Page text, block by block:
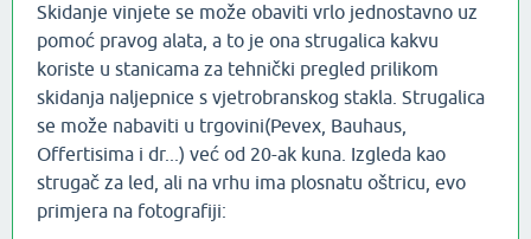
Skidanje vinjete se može obaviti vrlo jednostavno uz
pomoć pravog alata, a to je ona strugalica kakvu
koriste u stanicama za tehnički pregled prilikom
skidanja naljepnice s vjetrobranskog stakla. Strugalica
se može nabaviti u trgovini(Pevex, Bauhaus,
Offertisima i dr...) već od 20-ak kuna. Izgleda kao
strugač za led, ali na vrhu ima plosnatu oštricu, evo
primjera na fotografiji: